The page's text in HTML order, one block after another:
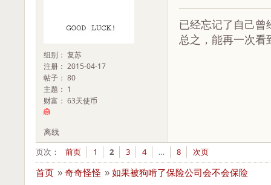
组别： 复苏
注册： 2015-04-17
帖子： 80
主题： 1
财富： 63天使币
已经忘记了自己曾
总之，能再一次看
离线
页次：
前页 1 2 3 4 … 8 次页
首页 » 奇奇怪怪 » 如果被狗啃了保险公司会不会保险